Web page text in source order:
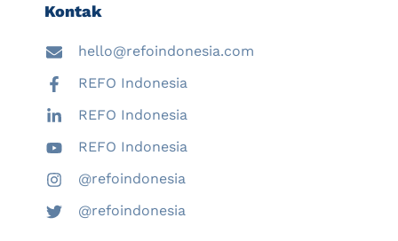
Kontak
hello@refoindonesia.com
REFO Indonesia
REFO Indonesia
REFO Indonesia
@refoindonesia
@refoindonesia